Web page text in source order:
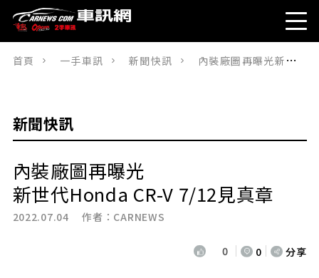
首頁 一手車訊 新聞快訊 內裝廠圖再曝光新世代Honda CR-V 7/12見真章
新聞快訊
內裝廠圖再曝光
新世代Honda CR-V 7/12見真章
2022.07.04 作者： CARNEWS
0 0 分享